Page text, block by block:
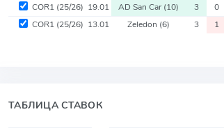
COR1 (25/26) 19.01 AD San Car(10) 3 0
COR1 (25/26) 13.01 Zeledon (6) 3 1
ТАБЛИЦА СТАВОК